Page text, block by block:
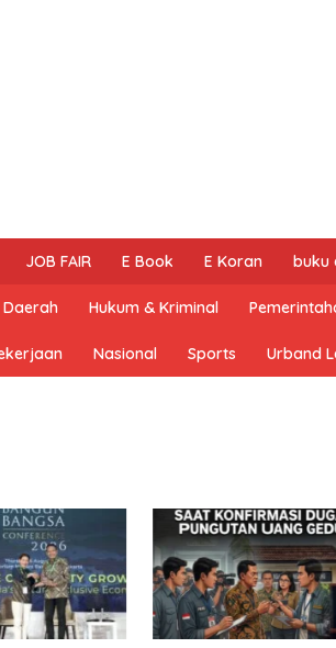
JOB FAIR E Book E Koran buku
Daerah Hukum & Kriminal
Nasional Sports Urband